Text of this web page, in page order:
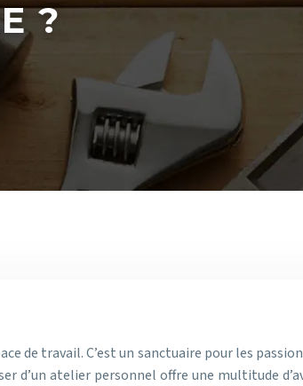
?
de travail. C’est un sanctuaire pour les
d’un atelier personnel offre une multitude